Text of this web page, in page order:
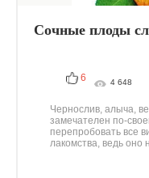
Сочные плоды
6 4 648
Чернослив, алыча,
замечателен по-
перепробовать все
лакомства, ведь оно